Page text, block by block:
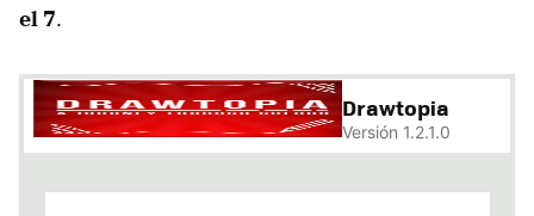
el 7.
Drawtopia
Versión 1.2.1.0